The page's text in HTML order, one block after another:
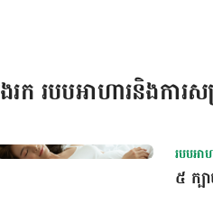
រក របបអាហារនិងការ
របបអា
៥ ក្ប